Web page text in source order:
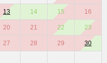
13 14 15 16
20 21 22 23
27 28 29 30